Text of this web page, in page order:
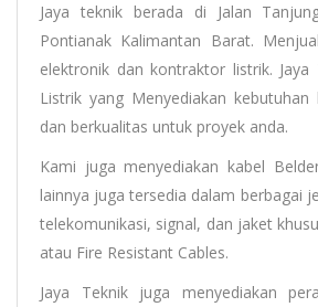
Jaya teknik berada di Jalan
Pontianak Kalimantan Barat.
elektronik dan kontraktor listrik.
Listrik yang Menyediakan
dan berkualitas untuk proyek anda.
Kami juga menyediakan kabel
lainnya juga tersedia dalam berbagai
telekomunikasi, signal, dan jaket
atau Fire Resistant Cables.
Jaya Teknik juga menyediakan